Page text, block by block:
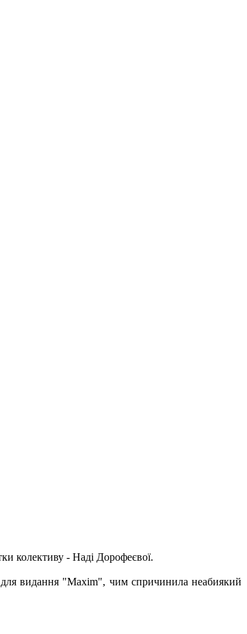
колективу - Наді Дорофеєвої.
для видання "Maxim", чим спричинила неабиякий